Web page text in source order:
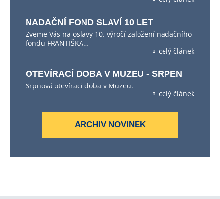
NADAČNÍ FOND SLAVÍ 10 LET
Zveme Vás na oslavy 10. výročí založení nadačního
fondu FRANTIŠKA…
celý článek
OTEVÍRACÍ DOBA V MUZEU - SRPEN
Srpnová otevírací doba v Muzeu.
celý článek
ARCHIV NOVINEK